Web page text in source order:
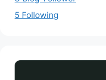
5 Following